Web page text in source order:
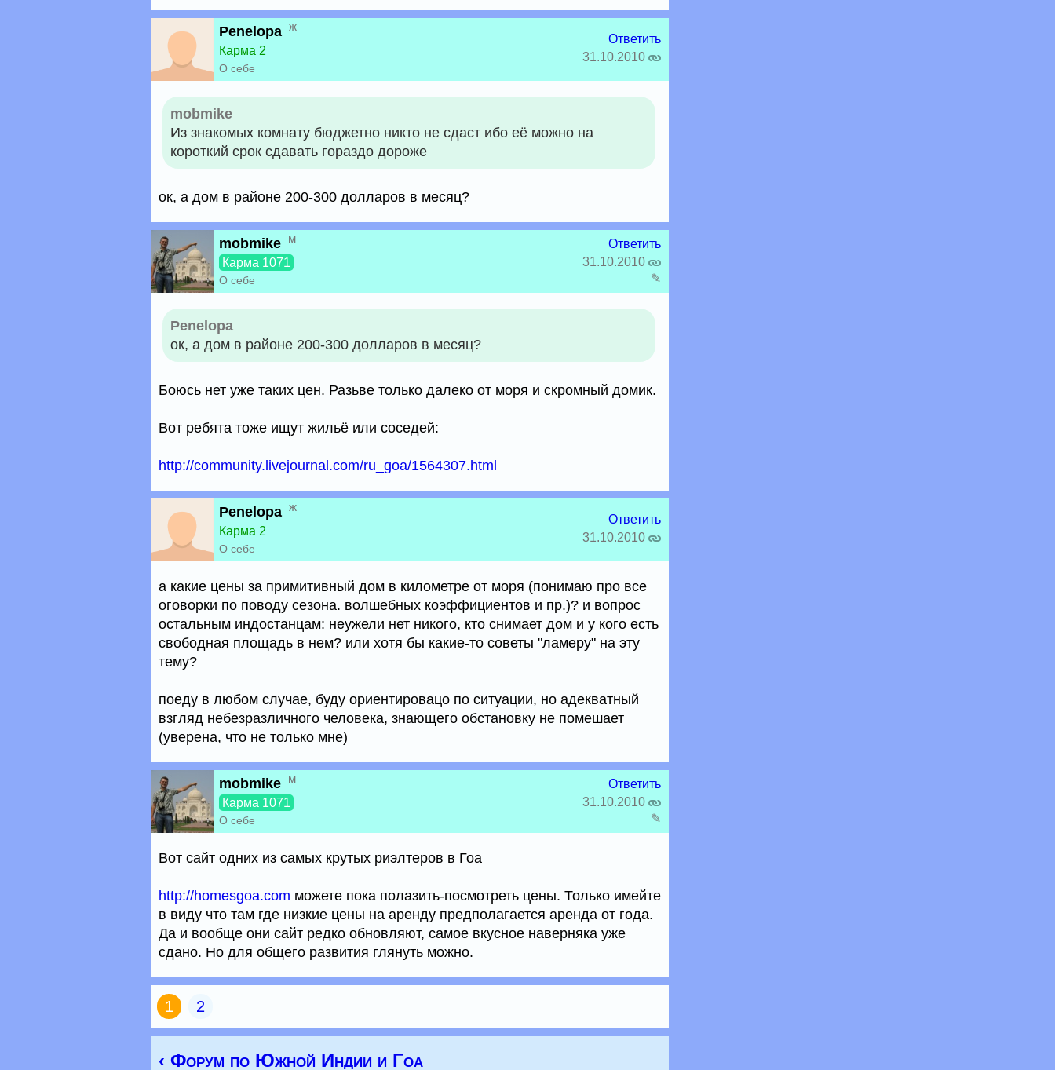
Penelopa ж
Карма 2
О себе
Ответить
31.10.2010
mobmike
Из знакомых комнату бюджетно никто не сдаст ибо её можно на
короткий срок сдавать гораздо дороже
ок, а дом в районе 200-300 долларов в месяц?
mobmike м
Карма 1071
О себе
Ответить
31.10.2010
✎
Penelopa
ок, а дом в районе 200-300 долларов в месяц?
Боюсь нет уже таких цен. Разьве только далеко от моря и скромный домик.
Вот ребята тоже ищут жильё или соседей:
http://community.livejournal.com/ru_goa/1564307.html
Penelopa ж
Карма 2
О себе
Ответить
31.10.2010
а какие цены за примитивный дом в километре от моря (понимаю про все
оговорки по поводу сезона. волшебных коэффициентов и пр.)? и вопрос
остальным индостанцам: неужели нет никого, кто снимает дом и у кого есть
свободная площадь в нем? или хотя бы какие-то советы "ламеру" на эту
тему?
поеду в любом случае, буду ориентировацо по ситуации, но адекватный
взгляд небезразличного человека, знающего обстановку не помешает
(уверена, что не только мне)
mobmike м
Карма 1071
О себе
Ответить
31.10.2010
✎
Вот сайт одних из самых крутых риэлтеров в Гоа
http://homesgoa.com можете пока полазить-посмотреть цены. Только имейте
в виду что там где низкие цены на аренду предполагается аренда от года.
Да и вообще они сайт редко обновляют, самое вкусное наверняка уже
сдано. Но для общего развития глянуть можно.
1 2
‹ Форум по Южной Индии и Гоа